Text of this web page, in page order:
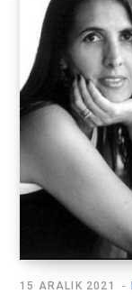
15 ARALIK 2021